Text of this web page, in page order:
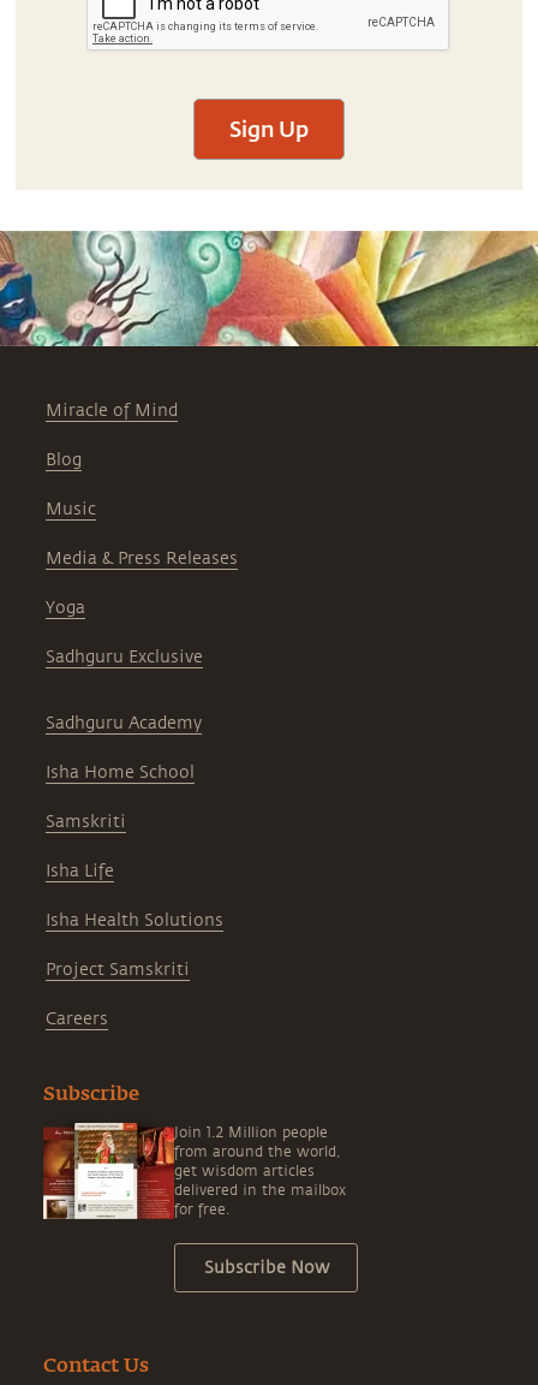
Sign Up
Miracle of Mind
Blog
Music
Media & Press Releases
Yoga
Sadhguru Exclusive
Sadhguru Academy
Isha Home School
Samskriti
Isha Life
Isha Health Solutions
Project Samskriti
Careers
Subscribe
Join 1.2 Million people
from around the world,
get wisdom articles
delivered in the mailbox
for free.
Subscribe Now
Contact Us